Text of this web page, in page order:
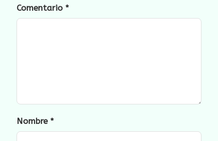
Comentario *
Nombre *